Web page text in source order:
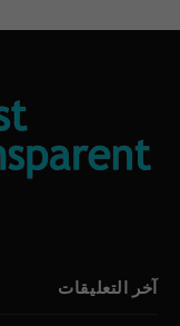
آخر التعليقات